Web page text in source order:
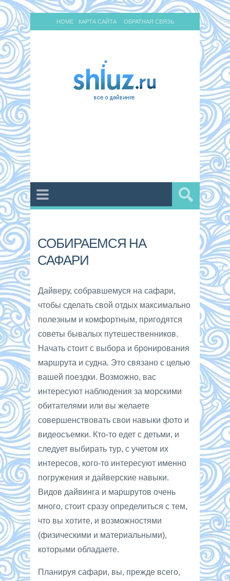
HOME КАРТА САЙТА ОБРАТНАЯ СВЯЗЬ
СОБИРАЕМСЯ НА
САФАРИ
Дайверу, собравшемуся на сафари,
чтобы сделать свой отдых максимально
полезным и комфортным, пригодятся
советы бывалых путешественников.
Начать стоит с выбора и бронирования
маршрута и судна. Это связано с целью
вашей поездки. Возможно, вас
интересуют наблюдения за морскими
обитателями или вы желаете
совершенствовать свои навыки фото и
видеосъемки. Кто-то едет с детьми, и
следует выбирать тур, с учетом их
интересов, кого-то интересуют именно
погружения и дайверские навыки.
Видов дайвинга и маршрутов очень
много, стоит сразу определиться с тем,
что вы хотите, и возможностями
(физическими и материальными),
которыми обладаете.
Планируя сафари, вы, прежде всего,